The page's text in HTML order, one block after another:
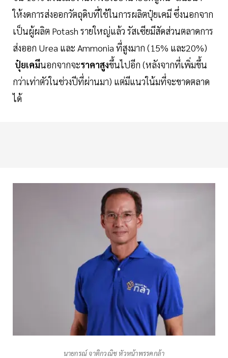
ให้งดการส่งออกวัตถุดิบที่ใช้ในการผลิตปุ๋ยเคมี ซึ่งนอกจาก
เป็นผู้ผลิต Potash รายใหญ่แล้ว รัสเซียมีสัดส่วนตลาดการ
ส่งออก Urea และ Ammonia ที่สูงมาก (15% และ20%)
ปุ๋ยเคมีนอกจากจะราคาสูงขึ้นไปอีก (หลังจากที่เพิ่มขึ้น
กว่าเท่าตัวในช่วงปีที่ผ่านมา) แต่มีแนวใน้มที่จะขาดตลาด
ได้
นายกรณ์ จาติกวณิช หัวหน้าพรรคกล้า